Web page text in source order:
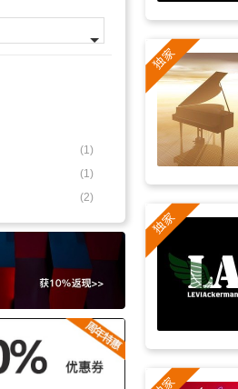
(8)
(8)
(8)
(8)
(7)
(7)
(7)
(1)
(1)
(2)